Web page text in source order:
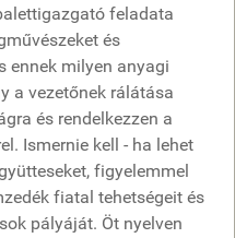
feladata
és
ennek milyen anyagi
a vezetőnek rálátása
és rendelkezzen a
Ismernie kell - ha lehet
figyelemmel
fiatal tehetségeit és
pályáját. Öt nyelven